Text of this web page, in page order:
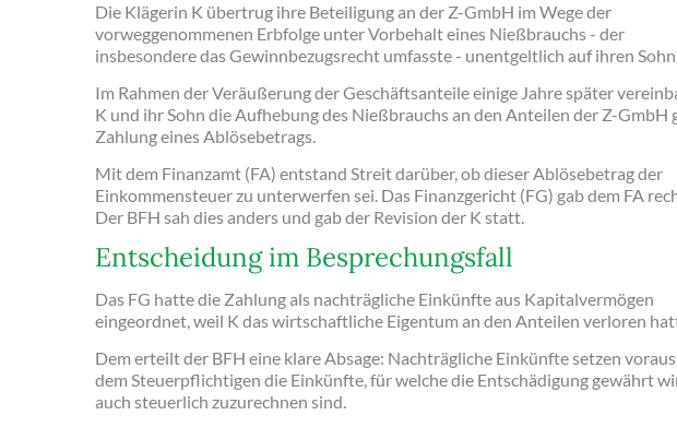
Die Klägerin K übertrug ihre Beteiligung an der Z-GmbH im Wege der
vorweggenommenen Erbfolge unter Vorbehalt eines Nießbrauchs - der
insbesondere das Gewinnbezugsrecht umfasste - unentgeltlich auf ihren
Im Rahmen der Veräußerung der Geschäftsanteile einige Jahre später
K und ihr Sohn die Aufhebung des Nießbrauchs an den Anteilen der Z-GmbH
Zahlung eines Ablösebetrags.
Mit dem Finanzamt (FA) entstand Streit darüber, ob dieser Ablösebetrag der
Einkommensteuer zu unterwerfen sei. Das Finanzgericht (FG) gab dem FA
Der BFH sah dies anders und gab der Revision der K statt.
Entscheidung im Besprechungsfall
Das FG hatte die Zahlung als nachträgliche Einkünfte aus Kapitalvermögen
eingeordnet, weil K das wirtschaftliche Eigentum an den Anteilen verloren
Dem erteilt der BFH eine klare Absage: Nachträgliche Einkünfte setzen
dem Steuerpflichtigen die Einkünfte, für welche die Entschädigung gewährt
auch steuerlich zuzurechnen sind.